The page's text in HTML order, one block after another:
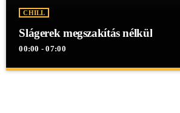
CHILL
Slágerek megszakítás nélkül
00:00 - 07:00